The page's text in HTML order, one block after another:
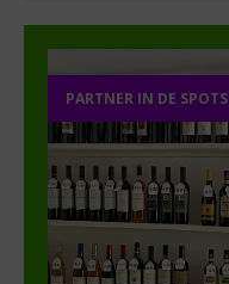
PARTNER IN DE SPOTS